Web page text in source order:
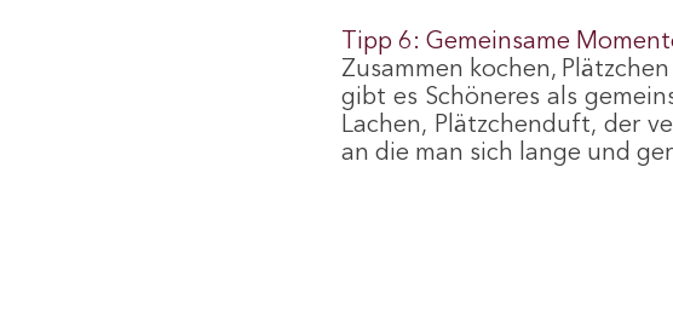
Tipp 6: Gemeinsame
Zusammen kochen,
gibt es Schöneres als
Lachen, Plätzchenduft, der
an die man sich lange und